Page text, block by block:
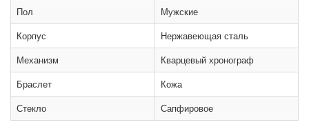
Пол
Мужские
Корпус
Нержавеющая сталь
Механизм
Кварцевый хронограф
Браслет
Кожа
Стекло
Сапфировое